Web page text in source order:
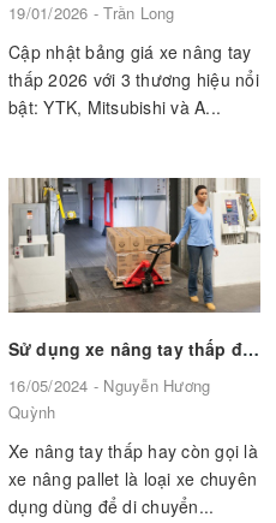
19/01/2026 - Trần Long
Cập nhật bảng giá xe nâng tay
thấp 2026 với 3 thương hiệu nổi
bật: YTK, Mitsubishi và A...
Sử dụng xe nâng tay thấp đúng cách
16/05/2024 - Nguyễn Hương
Quỳnh
Xe nâng tay thấp hay còn gọi là
xe nâng pallet là loại xe chuyên
dụng dùng để di chuyển...